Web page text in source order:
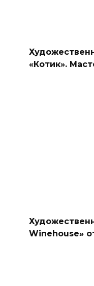
«Котик».
Winehouse»